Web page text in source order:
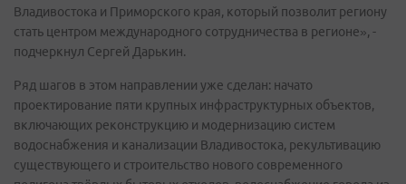
Владивостока и Приморского края, который позволит региону
стать центром международного сотрудничества в регионе», -
подчеркнул Сергей Дарькин.
Ряд шагов в этом направлении уже сделан: начато
проектирование пяти крупных инфраструктурных объектов,
включающих реконструкцию и модернизацию систем
водоснабжения и канализации Владивостока, рекультивацию
существующего и строительство нового современного